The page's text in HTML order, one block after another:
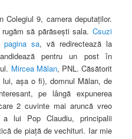
Colegiul 9, camera deputaţilor.
să părăseşti sala. Csuzi
pagina sa, vă redirectează la
pentru un post în
Mircea Mălan, PNL. Căsătorit
aşa o fi), domnul Mălan, de
pe lângă expunerea
2 cuvinte mai aruncă vreo
lui Pop Claudiu, principalii
de piaţă de vechituri. Iar mie